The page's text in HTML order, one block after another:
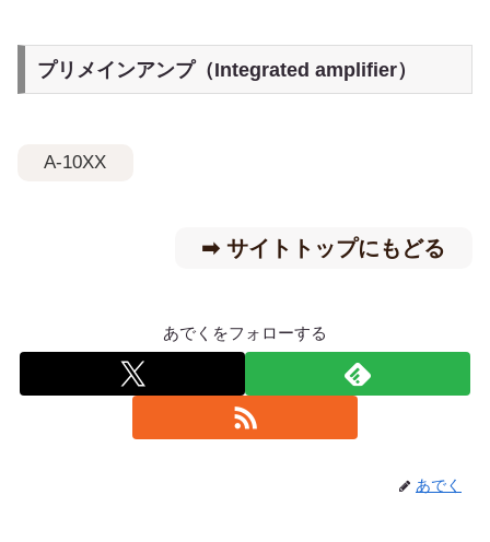
プリメインアンプ（Integrated amplifier）
A-10XX
➡︎ サイトトップにもどる
あでくをフォローする
あでく